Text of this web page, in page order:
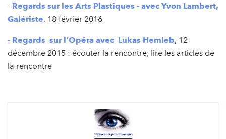
- Regards sur les Arts Plastiques - avec Yvon Lambert,
Galériste, 18 février 2016
- Regards sur l'Opéra avec Lukas Hemleb, 12
décembre 2015 : écouter la rencontre, lire les articles de
la rencontre